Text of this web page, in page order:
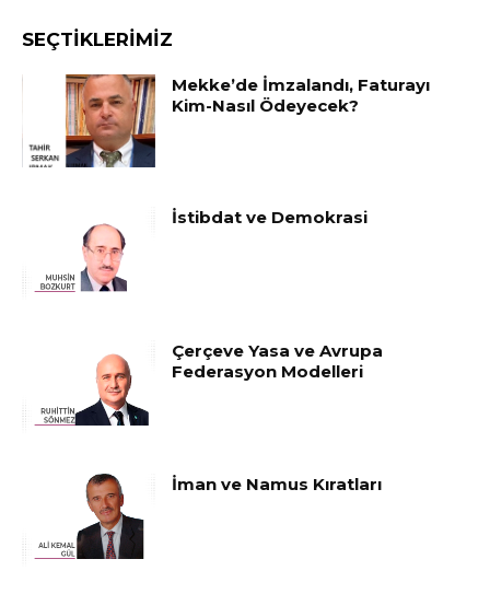
SEÇTIKLERIMIZ
Mekke’de İmzalandı, Faturayı
Kim-Nasıl Ödeyecek?
İstibdat ve Demokrasi
Çerçeve Yasa ve Avrupa
Federasyon Modelleri
İman ve Namus Kıratları